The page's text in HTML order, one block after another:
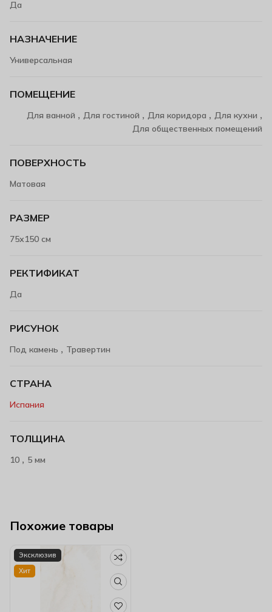
Да
НАЗНАЧЕНИЕ
Универсальная
ПОМЕЩЕНИЕ
Для ванной , Для гостиной , Для коридора , Для кухни ,
Для общественных помещений
ПОВЕРХНОСТЬ
Матовая
РАЗМЕР
75х150 см
РЕКТИФИКАТ
Да
РИСУНОК
Под камень , Травертин
СТРАНА
Испания
ТОЛЩИНА
10 , 5 мм
Похожие товары
Эксклюзив
Хит